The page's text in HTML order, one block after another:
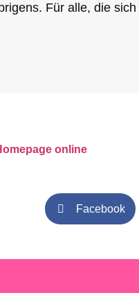
Für alle, die
online
Facebook